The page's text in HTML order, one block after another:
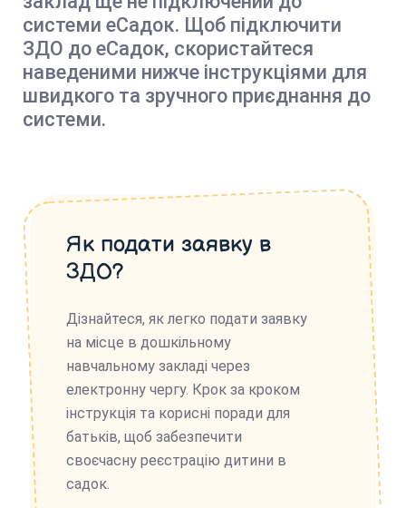
системи еСадок. Щоб підключити
ЗДО до еСадок, скористайтеся
наведеними нижче інструкціями для
швидкого та зручного приєднання до
системи.
Як подати заявку в
ЗДО?
Дізнайтеся, як легко подати заявку
на місце в дошкільному
навчальному закладі через
електронну чергу. Крок за кроком
інструкція та корисні поради для
батьків, щоб забезпечити
своєчасну реєстрацію дитини в
садок.